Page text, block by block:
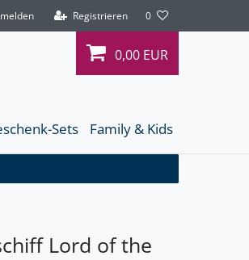
Registrieren 0
0,00 EUR
Sets Family & Kids
Lord of the